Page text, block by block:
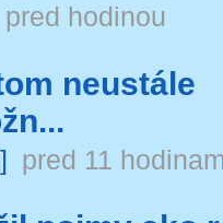
pred hodinou
neustále
pred 11